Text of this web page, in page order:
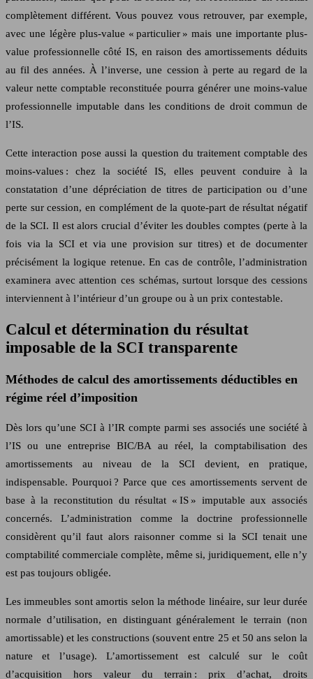
complètement différent. Vous pouvez vous retrouver, par exemple,
avec une légère plus-value « particulier » mais une importante plus-
value professionnelle côté IS, en raison des amortissements déduits
au fil des années. À l’inverse, une cession à perte au regard de la
valeur nette comptable reconstituée pourra générer une moins-value
professionnelle imputable dans les conditions de droit commun de
l’IS.
Cette interaction pose aussi la question du traitement comptable des
moins-values : chez la société IS, elles peuvent conduire à la
constatation d’une dépréciation de titres de participation ou d’une
perte sur cession, en complément de la quote-part de résultat négatif
de la SCI. Il est alors crucial d’éviter les doubles comptes (perte à la
fois via la SCI et via une provision sur titres) et de documenter
précisément la logique retenue. En cas de contrôle, l’administration
examinera avec attention ces schémas, surtout lorsque des cessions
interviennent à l’intérieur d’un groupe ou à un prix contestable.
Calcul et détermination du résultat
imposable de la SCI transparente
Méthodes de calcul des amortissements déductibles en
régime réel d’imposition
Dès lors qu’une SCI à l’IR compte parmi ses associés une société à
l’IS ou une entreprise BIC/BA au réel, la comptabilisation des
amortissements au niveau de la SCI devient, en pratique,
indispensable. Pourquoi ? Parce que ces amortissements servent de
base à la reconstitution du résultat « IS » imputable aux associés
concernés. L’administration comme la doctrine professionnelle
considèrent qu’il faut alors raisonner comme si la SCI tenait une
comptabilité commerciale complète, même si, juridiquement, elle n’y
est pas toujours obligée.
Les immeubles sont amortis selon la méthode linéaire, sur leur durée
normale d’utilisation, en distinguant généralement le terrain (non
amortissable) et les constructions (souvent entre 25 et 50 ans selon la
nature et l’usage). L’amortissement est calculé sur le coût
d’acquisition hors valeur du terrain : prix d’achat, droits